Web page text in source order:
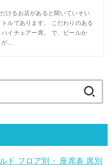
けるお店があると聞いていそい
ルであります。 こだわりのある
イチェアー席。 で、ビールか
...
索:
ド フロア別・ 座席表 席別